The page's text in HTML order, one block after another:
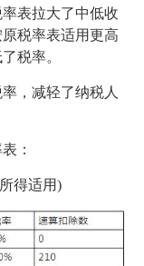
表拉大了中低收
税率表适用更高
税率。
，减轻了纳税人
：
得适用)